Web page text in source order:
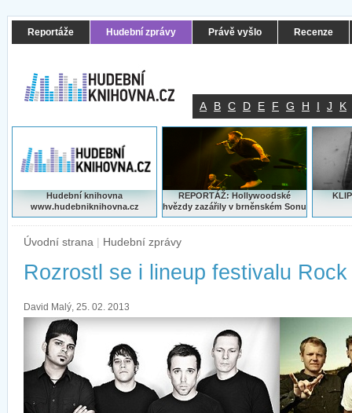
Reportáže Hudební zprávy Právě vyšlo Recenze
A B C D E F G H I J K
Hudební knihovna
www.hudebniknihovna.cz
REPORTÁŽ: Hollywoodské
hvězdy zazářily v brněnském Sonu
Úvodní strana | Hudební zprávy
Rozrostl se i lineup festivalu
David Malý, 25. 02. 2013